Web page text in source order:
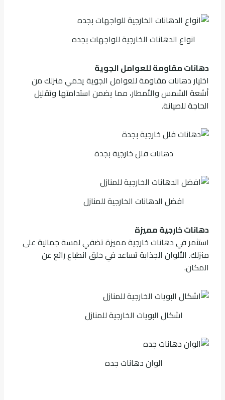
انواع الدهانات الخارجية للواجهات بجده
دهانات مقاومة للعوامل الجوية
اختيار دهانات مقاومة للعوامل الجوية يحمي منزلك من
أشعة الشمس والأمطار، مما يضمن استدامتها وتقليل
الحاجة للصيانة.
دهانات فلل خارجية بجدة
افضل الدهانات الخارجية للمنازل
دهانات خارجية مميزة
استثمر في دهانات خارجية مميزة تضفي لمسة جمالية على
منزلك. الألوان الجذابة تساعد في خلق انطباع رائع عن
المكان.
اشكال البويات الخارجية للمنازل
الوان دهانات جده